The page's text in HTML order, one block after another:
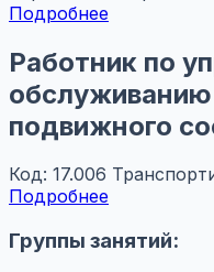
Подробнее
Работник по
обслуживанию
подвижного
Код: 17.006
Подробнее
Группы занятий: